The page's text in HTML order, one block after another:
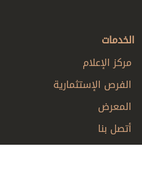
الخدمات
مركز الإعلام
الفرص الإستثمارية
المعرض
أتصل بنا